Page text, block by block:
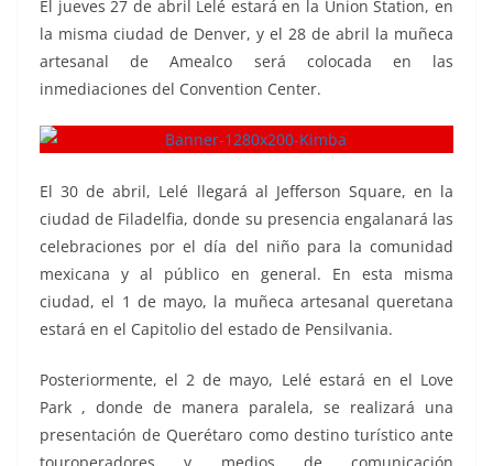
El jueves 27 de abril Lelé estará en la Union Station, en
la misma ciudad de Denver, y el 28 de abril la muñeca
artesanal de Amealco será colocada en las
inmediaciones del Convention Center.
El 30 de abril, Lelé llegará al Jefferson Square, en la
ciudad de Filadelfia, donde su presencia engalanará las
celebraciones por el día del niño para la comunidad
mexicana y al público en general. En esta misma
ciudad, el 1 de mayo, la muñeca artesanal queretana
estará en el Capitolio del estado de Pensilvania.
Posteriormente, el 2 de mayo, Lelé estará en el Love
Park , donde de manera paralela, se realizará una
presentación de Querétaro como destino turístico ante